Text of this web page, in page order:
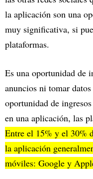
la aplicación son una
muy significativa, si
plataformas.
Es una oportunidad de
anuncios ni tomar
oportunidad de
en una aplicación, las
Entre el 15% y el 30%
la aplicación
móviles: Google y